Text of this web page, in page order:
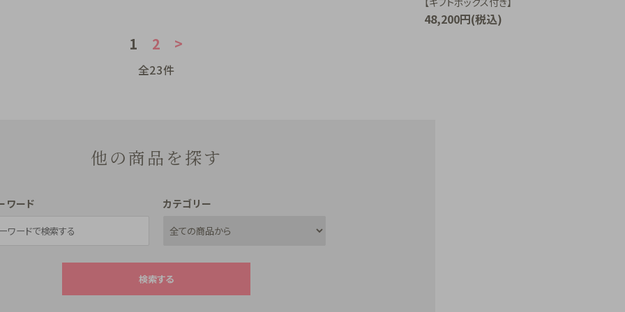
48,200円(税込)
1 2 >
全23件
他の商品を探す
ワード カテゴリー
検索する